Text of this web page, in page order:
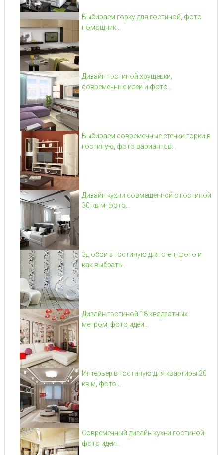
Выбираем горку для гостиной, фото
помощник...
Дизайн гостиной хрущевки,
современные идеи и фото...
Выбираем современные стенки горки в
гостиную, фото вариантов...
Дизайн кухни совмещенной с гостиной
30 кв м, фото...
3д обои в гостиную для стен, фото и
как выбрать...
Дизайн гостиной 18 квадратных
метром, фото идеи...
Интерьер в гостиную для квартиры 20
кв м, фото...
Современный дизайн кухни гостиной,
фото идеи...